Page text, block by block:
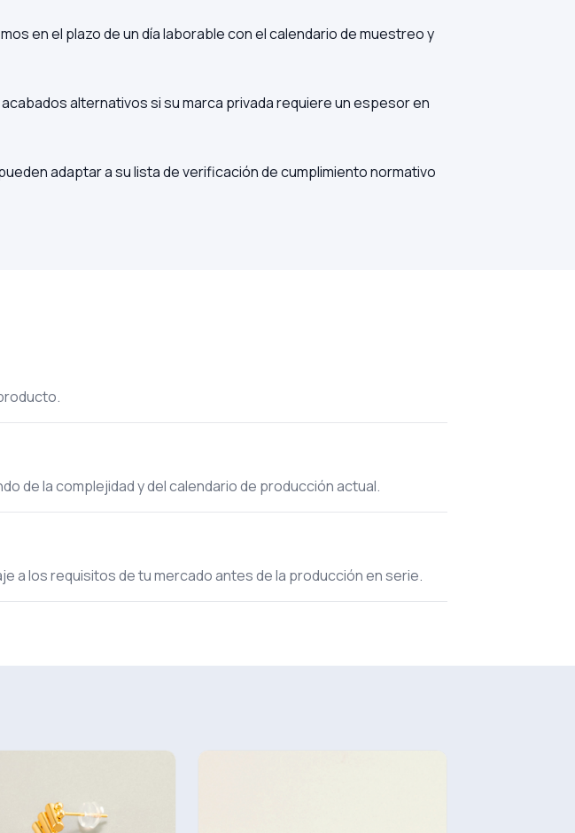
en el plazo de un día laborable con el calendario de muestreo y
alternativos si su marca privada requiere un espesor en
adaptar a su lista de verificación de cumplimiento normativo
de la complejidad y del calendario de producción actual.
a los requisitos de tu mercado antes de la producción en serie.